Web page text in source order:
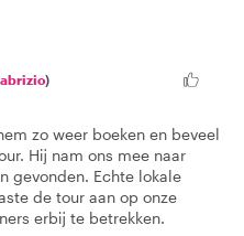
)
zo weer boeken en beveel
Hij nam ons mee naar
gevonden. Echte lokale
de tour aan op onze
erbij te betrekken.